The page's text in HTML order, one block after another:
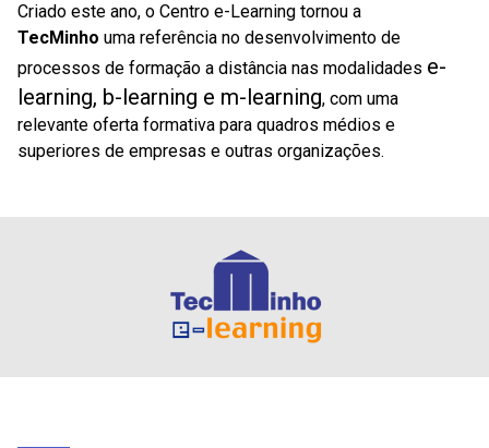
Criado este ano, o Centro e-Learning tornou a
TecMinho uma referência no desenvolvimento de
processos de formação a distância nas modalidades e-
learning, b-learning e m-learning, com uma
relevante oferta formativa para quadros médios e
superiores de empresas e outras organizações.